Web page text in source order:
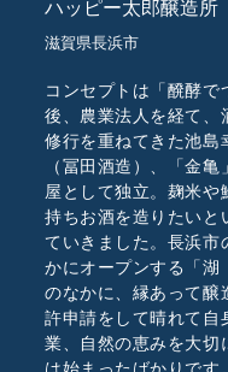
ハッピー太郎醸造所
滋賀県長浜市
コンセプトは「醗酵
後、農業法人を経て、
修行を重ねてきた池島
（冨田酒造）、「金
屋として独立。麹米や
持ちお酒を造りたいと
ていきました。長浜市
かにオープンする「湖
のなかに、縁あって醸
許申請をして晴れて自
業、自然の恵みを大切